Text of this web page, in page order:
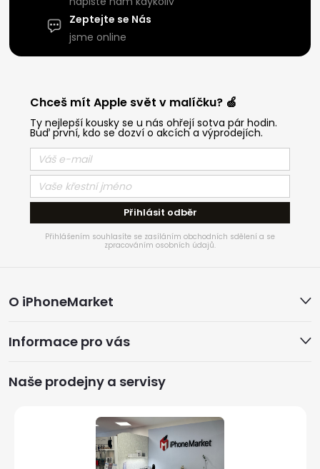
Zeptejte se Nás
jsme online
Chceš mít Apple svět v malíčku? 🍏
Ty nejlepší kousky se u nás ohřejí sotva pár hodin.
Buď první, kdo se dozví o akcích a výprodejích.
Přihlásit odběr
Přihlášením souhlasíte se zasíláním obchodních sdělení a se
zpracováním osobních údajů.
á
p
a
O iPhoneMarket
Informace pro vás
Naše prodejny a servisy